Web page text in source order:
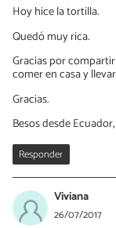
Hoy hice la tortilla.
Quedó muy rica.
Gracias por
comer en casa y
Gracias.
Besos desde
Responder
Viviana
26/07/2017